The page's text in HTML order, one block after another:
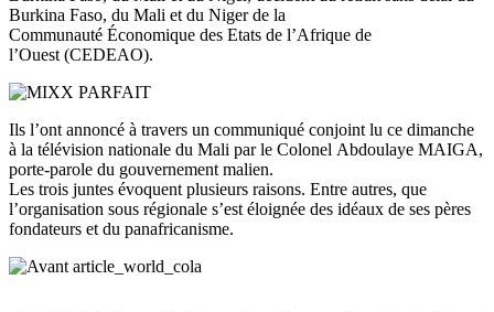
Burkina Faso, du Mali et du Niger de la
Communauté Économique des Etats de l’Afrique de
l’Ouest (CEDEAO).
Ils l’ont annoncé à travers un communiqué conjoint lu ce dimanche
à la télévision nationale du Mali par le Colonel Abdoulaye MAIGA,
porte-parole du gouvernement malien.
Les trois juntes évoquent plusieurs raisons. Entre autres, que
l’organisation sous régionale s’est éloignée des idéaux de ses pères
fondateurs et du panafricanisme.